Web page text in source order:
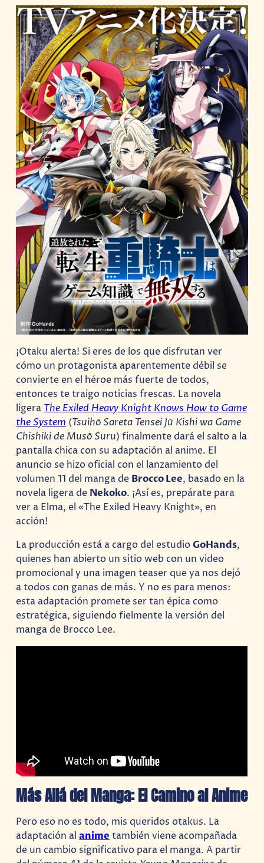
¡Otaku alerta! Si eres de los que disfrutan ver
cómo un protagonista aparentemente débil se
convierte en el héroe más fuerte de todos,
entonces te traigo noticias frescas. La novela
ligera The Exiled Heavy Knight Knows How to Game
the System (Tsuihō Sareta Tensei Jū Kishi wa Game
Chishiki de Musō Suru) finalmente dará el salto a la
pantalla chica con su adaptación al anime. El
anuncio se hizo oficial con el lanzamiento del
volumen 11 del manga de Brocco Lee, basado en la
novela ligera de Nekoko. ¡Así es, prepárate para
ver a Elma, el «The Exiled Heavy Knight», en
acción!
La producción está a cargo del estudioGoHands,
quienes han abierto un sitio web con un video
promocional y una imagen teaser que ya nos dejó
a todos con ganas de más. Y no es para menos:
esta adaptación promete ser tan épica como
estratégica, siguiendo fielmente la versión del
manga de Brocco Lee.
Más Allá del Manga: El Camino al Anime
Pero eso no es todo, mis queridos otakus. La
adaptación alanime también viene acompañada
de un cambio significativo para el manga. A partir